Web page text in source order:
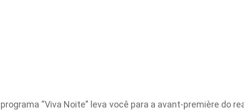
programa “Viva Noite” leva você para a avant-première do